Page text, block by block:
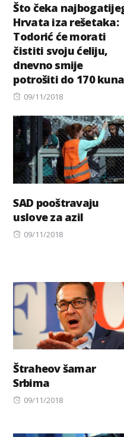
Što čeka
Hrvata iza rešetaka:
Todorić će morati
čistiti svoju ćeliju,
dnevno smije
potrošiti do 170 kuna
Posted
09/11/2018
SAD pooštravaju
uslove za azil
Posted
09/11/2018
Štraheov šamar
Srbima
Posted
09/11/2018